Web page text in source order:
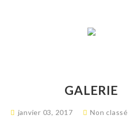
GALERIE
janvier 03, 2017 Non classé